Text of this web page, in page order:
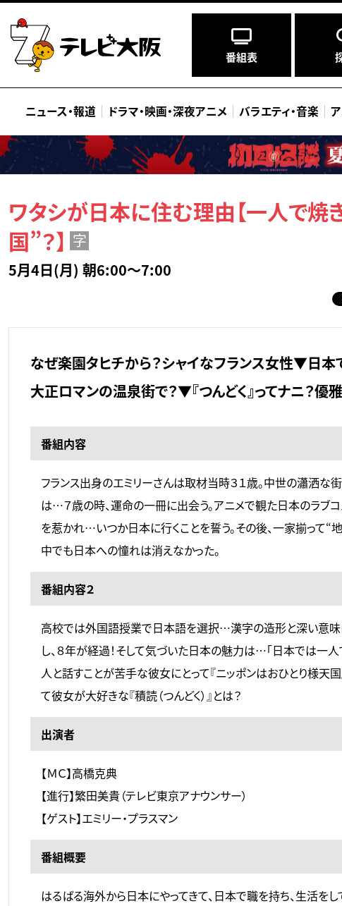
番組表
ニュース・報道 ドラマ・映画・深夜アニメ バラエティ・音楽
ワタシが日本に住む理由【一人で焼
国”？】 字
5月4日(月) 朝6:00～7:00
なぜ楽園タヒチから？シャイなフランス女性▼日
大正ロマンの温泉街で？▼『つんどく』ってナニ？優
番組内容
フランス出身のエミリーさんは取材当時３１歳。中世の瀟洒な
は…７歳の時、運命の一冊に出会う。アニメで観た日本のラ
を惹かれ…いつか日本に行くことを誓う。その後、一家揃って
中でも日本への憧れは消えなかった。
番組内容２
高校では外国語授業で日本語を選択…漢字の造形と深い意
し、８年が経過！そして気づいた日本の魅力は…「日本では一
人と話すことが苦手な彼女にとって『ニッポンはおひとり様
て彼女が大好きな『積読（つんどく）』とは？
出演者
【ＭＣ】高橋克典
【進行】繁田美貴（テレビ東京アナウンサー）
【ゲスト】エミリー・プラスマン
番組概要
はるばる海外から日本にやってきて、日本で職を持ち、生活を